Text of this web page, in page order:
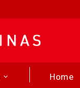
Home